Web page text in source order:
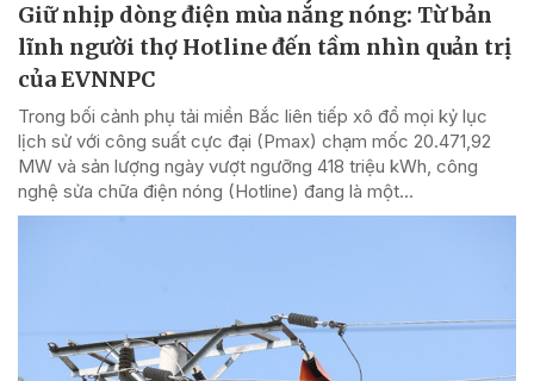
Giữ nhịp dòng điện mùa nắng nóng: Từ bản
lĩnh người thợ Hotline đến tầm nhìn quản trị
của EVNNPC
Trong bối cảnh phụ tải miền Bắc liên tiếp xô đổ mọi kỷ lục
lịch sử với công suất cực đại (Pmax) chạm mốc 20.471,92
MW và sản lượng ngày vượt ngưỡng 418 triệu kWh, công
nghệ sửa chữa điện nóng (Hotline) đang là một...